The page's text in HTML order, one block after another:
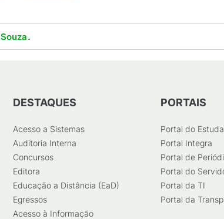
.
DESTAQUES
Acesso a Sistemas
Auditoria Interna
Concursos
Editora
Educação a Distância (EaD)
Egressos
Acesso à Informação
PORTAIS
Portal do
Portal Integra
Portal de
Portal do
Portal da TI
Portal da